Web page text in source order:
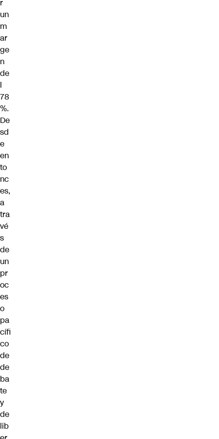
r
un
m
ar
ge
n
de
l
78
%.
De
sd
e
en
to
nc
es,
a
tra
vé
s
de
un
pr
oc
es
o
pa
cífi
co
de
de
ba
te
y
de
lib